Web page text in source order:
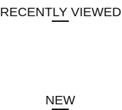
RECENTLY VIEWED
NEW